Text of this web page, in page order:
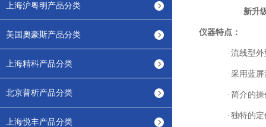
上海沪粤明产品分类
美国奧豪斯产品分类
上海精科产品分类
北京普析产品分类
上海悦丰产品分类
新升
仪器特点：
· 流线型
· 采用蓝
· 简介的
· 独特的